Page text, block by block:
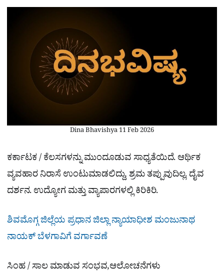
Dina Bhavishya 11 Feb 2026
ಕರ್ಕಾಟಕ / ಕೆಲಸಗಳನ್ನು ಮುಂದೂಡುವ ಸಾಧ್ಯತೆಯಿದೆ. ಆರ್ಥಿಕ
ವ್ಯವಹಾರ ನಿರಾಸೆ ಉಂಟುಮಾಡಲಿದ್ದು, ಶ್ರಮ ತಪ್ಪುವುದಿಲ್ಲ. ದೈವ
ದರ್ಶನ. ಉದ್ಯೋಗ ಮತ್ತು ವ್ಯಾಪಾರಗಳಲ್ಲಿ ಕಿರಿಕಿರಿ.
ಶಿವಮೊಗ್ಗ ಜಿಲ್ಲೆಯ ಪ್ರಧಾನ ಜಿಲ್ಲಾ ನ್ಯಾಯಾಧೀಶ ಮಂಜುನಾಥ
ನಾಯಕ್ ಬೆಳಗಾವಿಗೆ ವರ್ಗಾವಣೆ
ಸಿಂಹ / ಸಾಲ ಮಾಡುವ ಸಂಭವ,ಆಲೋಚನೆಗಳು